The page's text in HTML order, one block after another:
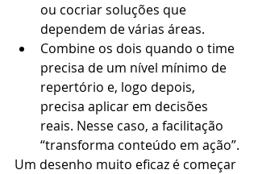
ou cocriar soluções que
dependem de várias áreas.
Combine os dois quando o time
precisa de um nível mínimo de
repertório e, logo depois,
precisa aplicar em decisões
reais. Nesse caso, a facilitação
“transforma conteúdo em ação”.
Um desenho muito eficaz é começar